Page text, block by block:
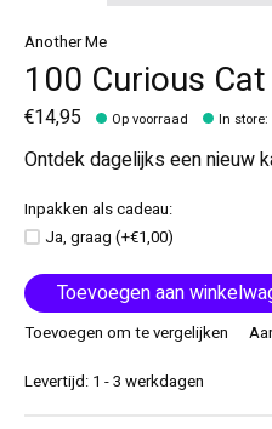
Another Me
100 Curious
€14,95 Op voorraad In store:
Ontdek dagelijks een nieuw
Inpakken als cadeau:
Ja, graag (+€1,00)
Toevoegen aan
Toevoegen om te vergelijken
Levertijd: 1 - 3 werkdagen